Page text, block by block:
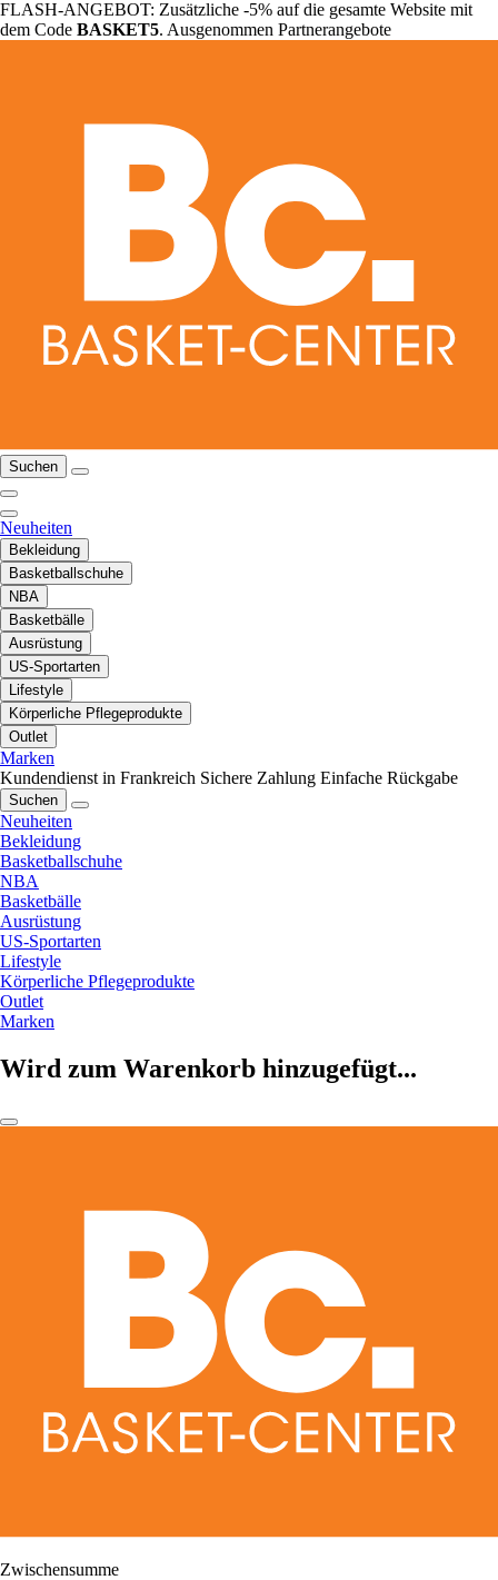
FLASH-ANGEBOT: Zusätzliche -5% auf die gesamte Website mit
dem Code BASKET5. Ausgenommen Partnerangebote
Suchen
Neuheiten
Bekleidung
Basketballschuhe
NBA
Basketbälle
Ausrüstung
US-Sportarten
Lifestyle
Körperliche Pflegeprodukte
Outlet
Marken
Kundendienst in Frankreich Sichere Zahlung Einfache Rückgabe
Suchen
Neuheiten
Bekleidung
Basketballschuhe
NBA
Basketbälle
Ausrüstung
US-Sportarten
Lifestyle
Körperliche Pflegeprodukte
Outlet
Marken
Wird zum Warenkorb hinzugefügt...
Zwischensumme